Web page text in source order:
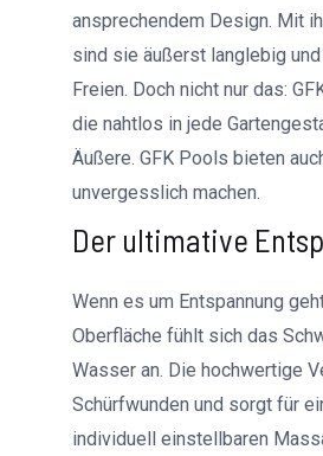
ansprechendem Design. Mit
sind sie äußerst langlebig
Freien. Doch nicht nur das:
die nahtlos in jede
Äußere. GFK Pools bieten
unvergesslich machen.
Der ultimative
Wenn es um Entspannung
Oberfläche fühlt sich das
Wasser an. Die hochwertige
Schürfwunden und sorgt für
individuell einstellbaren